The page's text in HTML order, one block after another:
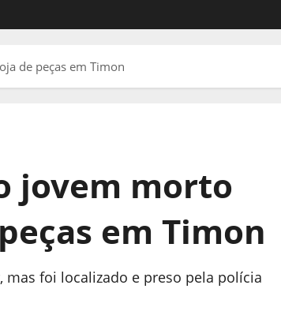
de peças em Timon
jovem morto
em Timon
foi localizado e preso pela polícia